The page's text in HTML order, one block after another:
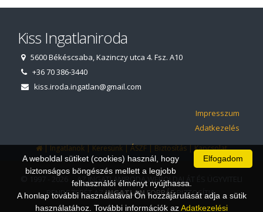
Kiss Ingatlaniroda
5600 Békéscsaba, Kazinczy utca 4. Fsz. A10
+36 70 386-3440
kiss.iroda.ingatlan@gmail.com
Impresszum
Adatkezelés
|Ingatlanok|Keresünk|ÁSZF|Biztosítás|Kapcsolat
© 1997 - 2026 AZ INGATLANIRODA WEBOLDALÁT ÉS ÜGYVITELI
RENDSZERÉT AZINGATLAN FORRÁSBIZTOSÍTJA.
Elfogadom
A weboldal sütiket (cookies) használ, hogy
biztonságos böngészés mellett a legjobb
felhasználói élményt nyújthassa.
A honlap további használatával Ön hozzájárulását adja a sütik
használatához. További információk azAdatkezelési